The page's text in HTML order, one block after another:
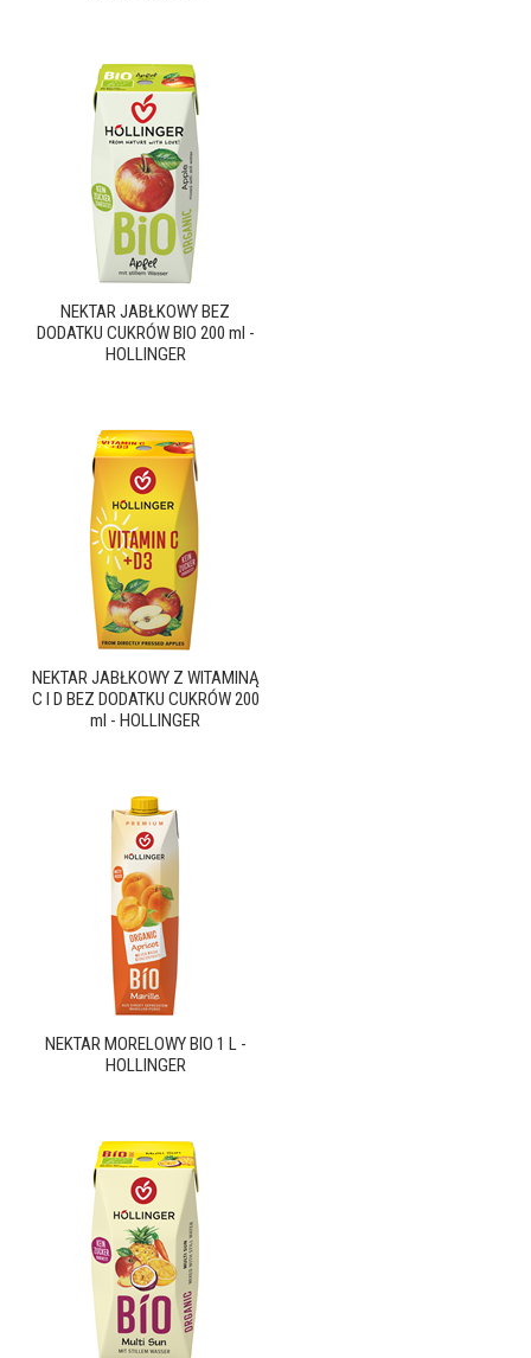
NEKTAR JABŁKOWY BEZ
DODATKU CUKRÓW BIO 200 ml -
HOLLINGER
NEKTAR JABŁKOWY Z WITAMINĄ
C I D BEZ DODATKU CUKRÓW 200
ml - HOLLINGER
NEKTAR MORELOWY BIO 1 L -
HOLLINGER